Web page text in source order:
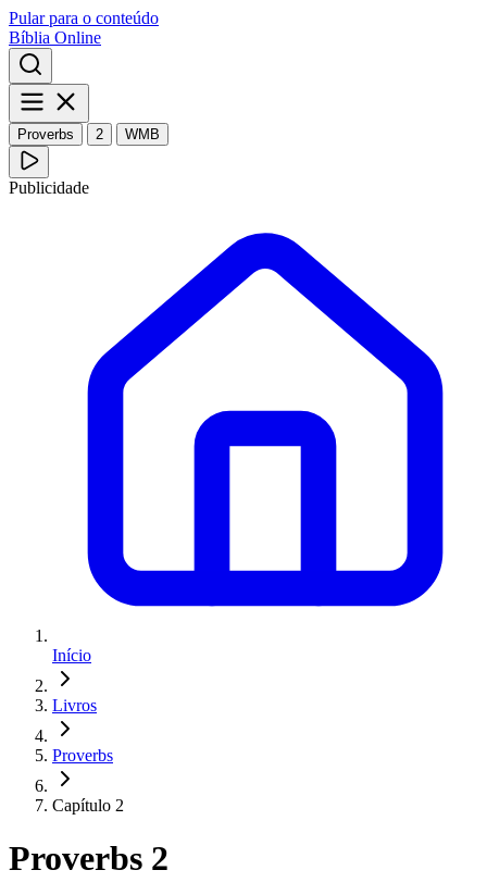
Pular para o conteúdo
Bíblia Online
Proverbs 2 WMB
Publicidade
Início
Livros
Proverbs
Capítulo 2
Proverbs 2